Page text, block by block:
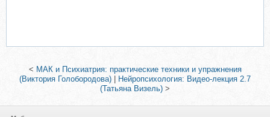
< МАК и Психиатрия: практические техники и упражнения
(Виктория Голобородова) | Нейропсихология: Видео-лекция 2.7
(Татьяна Визель) >